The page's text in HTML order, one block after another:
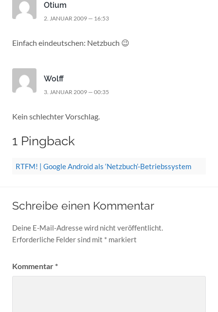
Otium
2. JANUAR 2009 — 16:53
Einfach eindeutschen: Netzbuch 😉
Wolff
3. JANUAR 2009 — 00:35
Kein schlechter Vorschlag.
1 Pingback
RTFM! | Google Android als ‘Netzbuch’-Betriebssystem
Schreibe einen Kommentar
Deine E-Mail-Adresse wird nicht veröffentlicht.
Erforderliche Felder sind mit * markiert
Kommentar*